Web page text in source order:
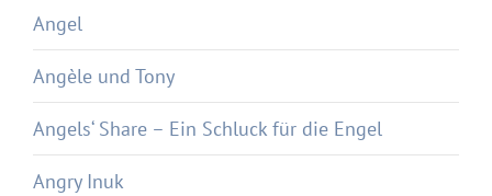
Angel
Angèle und Tony
Angels‘ Share – Ein Schluck für die Engel
Angry Inuk